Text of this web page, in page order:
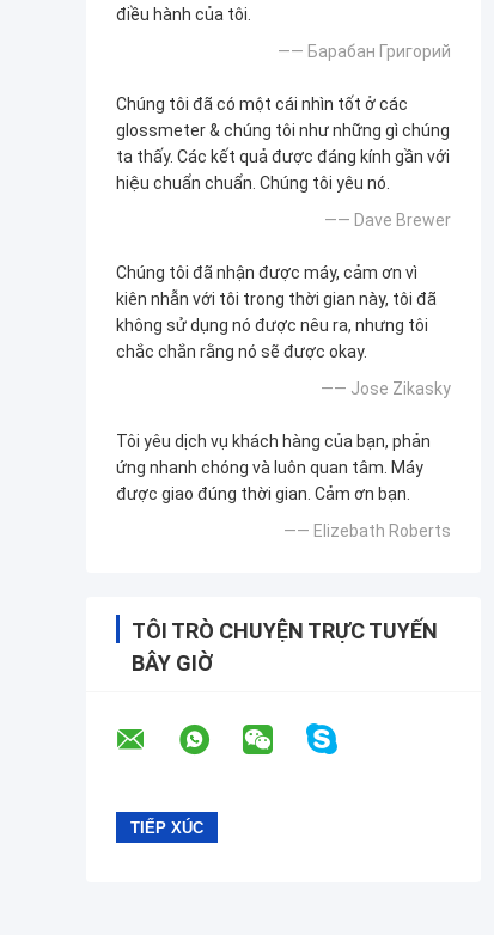
điều hành của tôi.
—— Барабан Григорий
Chúng tôi đã có một cái nhìn tốt ở các
glossmeter & chúng tôi như những gì chúng
ta thấy. Các kết quả được đáng kính gần với
hiệu chuẩn chuẩn. Chúng tôi yêu nó.
—— Dave Brewer
Chúng tôi đã nhận được máy, cảm ơn vì
kiên nhẫn với tôi trong thời gian này, tôi đã
không sử dụng nó được nêu ra, nhưng tôi
chắc chắn rằng nó sẽ được okay.
—— Jose Zikasky
Tôi yêu dịch vụ khách hàng của bạn, phản
ứng nhanh chóng và luôn quan tâm. Máy
được giao đúng thời gian. Cảm ơn bạn.
—— Elizebath Roberts
TÔI TRÒ CHUYỆN TRỰC TUYẾN
BÂY GIỜ